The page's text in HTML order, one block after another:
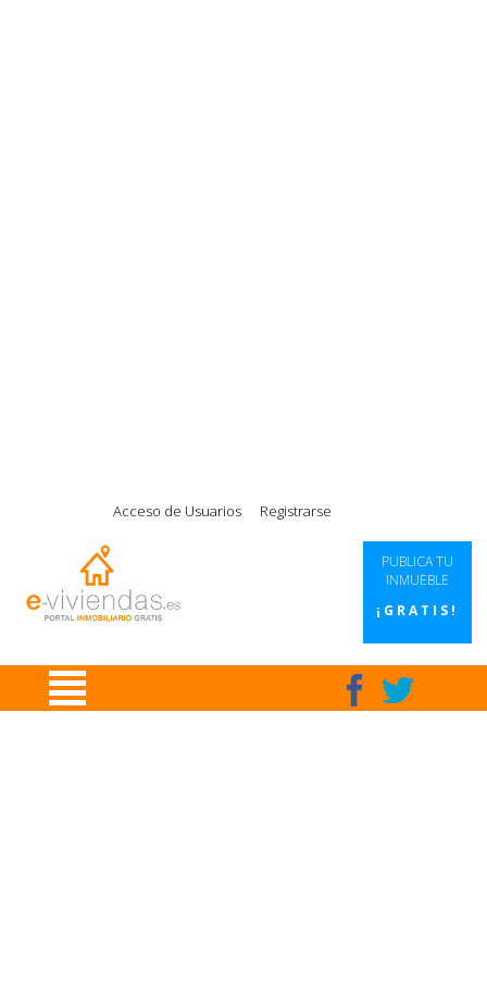
Acceso de Usuarios Registrarse
PUBLICA TU
INMUEBLE
¡GRATIS!